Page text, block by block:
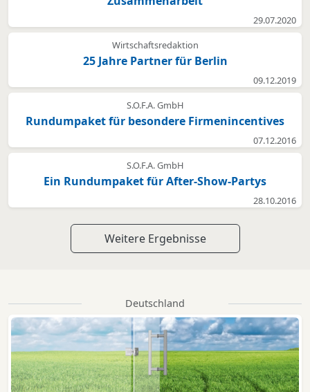
29.07.2020
Wirtschaftsredaktion
25 Jahre Partner für Berlin
09.12.2019
S.O.F.A. GmbH
Rundumpaket für besondere Firmenincentives
07.12.2016
S.O.F.A. GmbH
Ein Rundumpaket für After-Show-Partys
28.10.2016
Weitere Ergebnisse
Deutschland